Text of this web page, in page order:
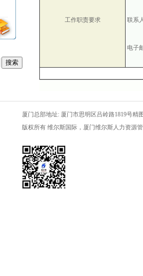
工作职责要求 联系
电子
厦门总部地址: 厦门市思明区吕岭路1819号精
版权所有 维尔斯国际，厦门维尔斯人力资源